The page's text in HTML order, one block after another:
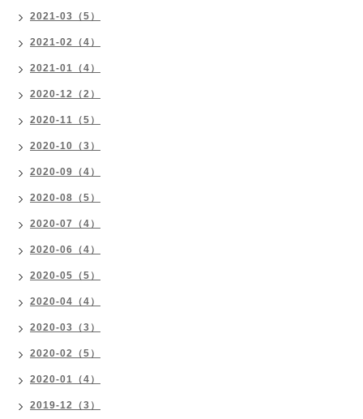
2021-03（5）
2021-02（4）
2021-01（4）
2020-12（2）
2020-11（5）
2020-10（3）
2020-09（4）
2020-08（5）
2020-07（4）
2020-06（4）
2020-05（5）
2020-04（4）
2020-03（3）
2020-02（5）
2020-01（4）
2019-12（3）